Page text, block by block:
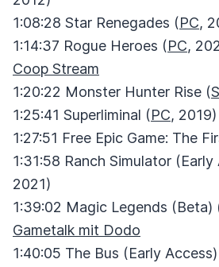
1:08:28 Star Renegades (PC,
1:14:37 Rogue Heroes (PC,
Coop Stream
1:20:22 Monster Hunter Rise (
1:25:41 Superliminal (PC, 2019)
1:27:51 Free Epic Game: The
1:31:58 Ranch Simulator (Early
2021)
1:39:02 Magic Legends (Beta)
Gametalk mit Dodo
1:40:05 The Bus (Early